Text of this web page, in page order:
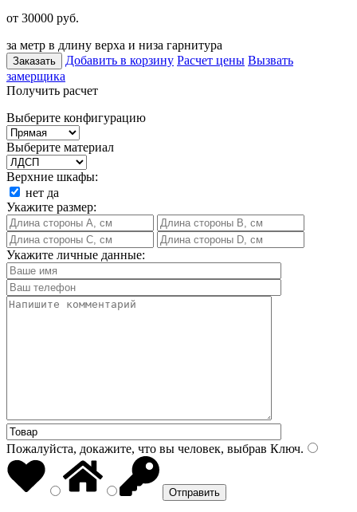
от 30000 руб.
за метр в длину верха и низа гарнитура
Заказать Добавить в корзину Расчет цены Вызвать
замерщика
Получить расчет
Выберите конфигурацию
Выберите материал
Верхние шкафы:
нет да
Укажите размер:
Укажите личные данные:
Пожалуйста, докажите, что вы человек, выбрав Ключ.